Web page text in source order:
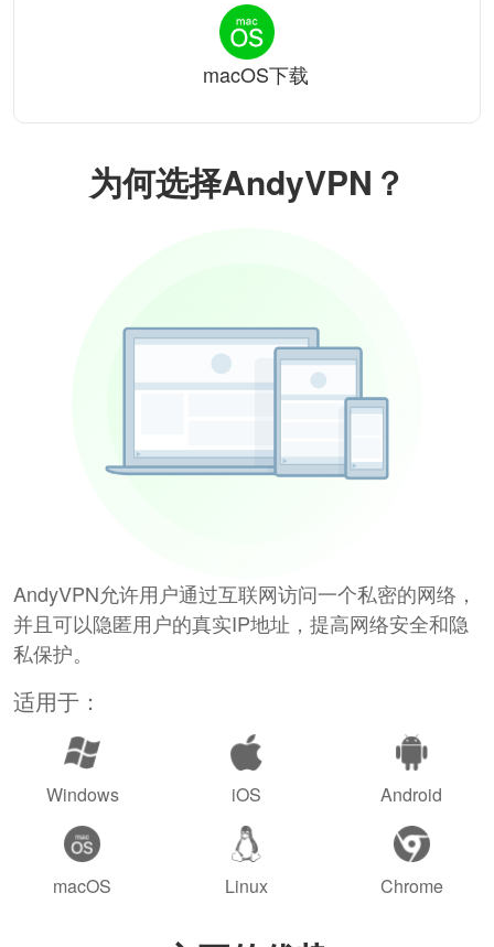
为何选择AndyVPN？
AndyVPN允许用户通过互联网访问一个私密的网络，
并且可以隐匿用户的真实IP地址，提高网络安全和隐
私保护。
适用于：
Windows iOS Android
macOS Linux Chrome
macOS下载